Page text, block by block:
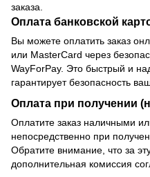
заказа.
Оплата банковской
Вы можете оплатить заказ
или MasterCard через
WayForPay. Это быстрый и
гарантирует безопасность
Оплата при получении
Оплатите заказ наличными
непосредственно при
Обратите внимание, что за
дополнительная комиссия